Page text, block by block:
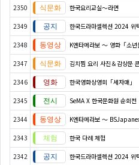
2350 한국요리교실〜라면
2349 한국드라마셀렉션 2024 위
2348 K엔타메라보 ～ 영화「소년
2347 김치찜 요리 사진＆감상문
2346 한국영화상영회「세자매」
2345 SeMA X 한국문화원 순회전
2344 K엔타메라보 ～
2343 한국 다례 체험
2342 한국드라마셀렉션 2024 위